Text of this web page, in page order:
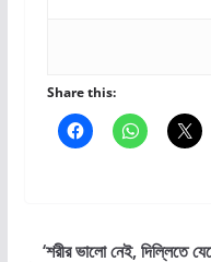
Share this:
‘শরীর ভালো নেই, দিল্লিতে